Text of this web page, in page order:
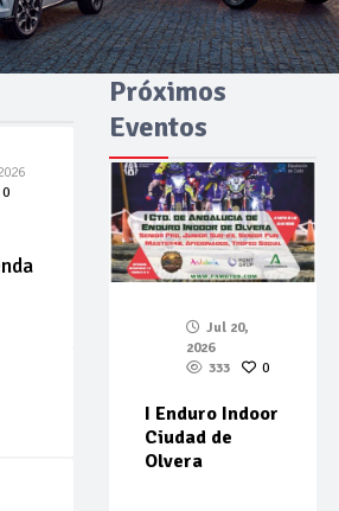
0
Próximos
Eventos
Jul 20,
2026
333
0
I Enduro Indoor
Ciudad de
Olvera